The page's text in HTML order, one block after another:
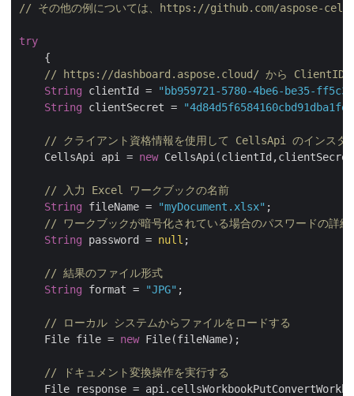
// その他の例については、https://github.com/aspose-
try
    {
// https://dashboard.aspose.cloud/ から ClientID
String clientId =
"bb959721-5780-4be6-be35-
String clientSecret =
// クライアント資格情報を使用して CellsApi のインスタ
    CellsApi api =
new
// 入力 Excel ワークブックの名前
String fileName = "myDocument.xlsx" ;
// ワークブックが暗号化されている場合のパスワードの詳細
String password = null ;
// 結果のファイル形式
String format = "JPG" ;
// ローカル システムからファイルをロードする
    File file =
new File(fileName);
// ドキュメント変換操作を実行する
File response =